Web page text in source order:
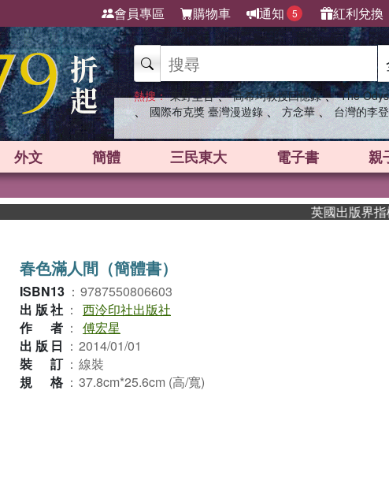
會員專區 購物車 通知 5 紅利兌換
熱搜： 東野圭吾 、 高希均教授回憶錄 、 The
、 國際布克獎 臺灣漫遊錄 、 方念華 、 台灣的李
外文 簡體 三民東大 電子書 親
英國出版界指標
春色滿人間（簡體書）
ISBN13 ： 9787550806603
出版社 ： 西泠印社出版社
作者 ： 傅宏星
出版日 ： 2014/01/01
裝訂 ： 線裝
規格 ： 37.8cm*25.6cm (高/寬)